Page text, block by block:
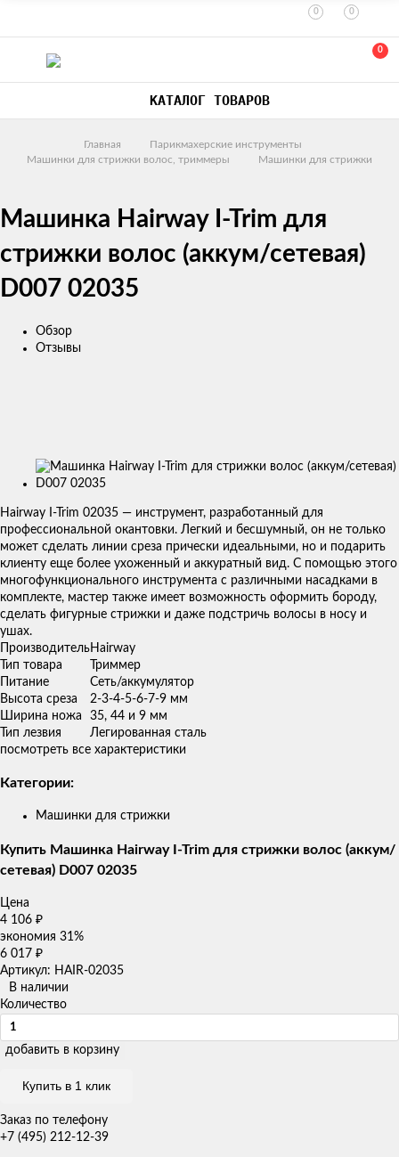
0 0
0
КАТАЛОГ ТОВАРОВ
Главная
Парикмахерские инструменты
Машинки для стрижки волос, триммеры
Машинки для стрижки
Машинка Hairway I-Trim для
стрижки волос (аккум/сетевая)
D007 02035
Обзор
Отзывы
Изображения
Hairway I-Trim 02035 ― инструмент, разработанный для
профессиональной окантовки. Легкий и бесшумный, он не только
может сделать линии среза прически идеальными, но и подарить
клиенту еще более ухоженный и аккуратный вид. С помощью этого
многофункционального инструмента с различными насадками в
комплекте, мастер также имеет возможность оформить бороду,
сделать фигурные стрижки и даже подстричь волосы в носу и
ушах.
ПроизводительHairway
Тип товара
Триммер
Питание
Сеть/аккумулятор
Высота среза
2-3-4-5-6-7-9 мм
Ширина ножа
35, 44 и 9 мм
Тип лезвия
Легированная сталь
посмотреть все характеристики
Категории:
Машинки для стрижки
Купить Машинка Hairway I-Trim для стрижки волос (аккум/
сетевая) D007 02035
Цена
4 106 ₽
экономия 31%
6 017 ₽
Артикул: HAIR-02035
В наличии
Количество
добавить в корзину
Купить в 1 клик
Заказ по телефону
+7 (495) 212-12-39